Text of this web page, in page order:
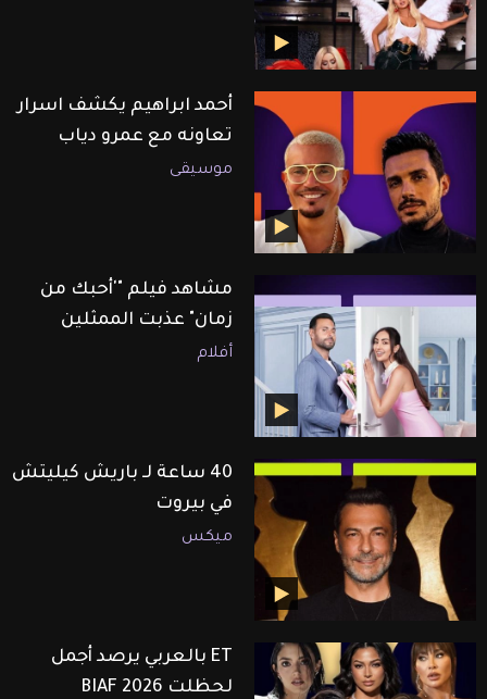
أحمد ابراهيم يكشف اسرار
تعاونه مع عمرو دياب
موسيقى
مشاهد فيلم "'أحبك من
زمان" عذبت الممثلين
أفلام
40 ساعة لـ باريش كيليتش
في بيروت
ميكس
ET بالعربي يرصد أجمل
لحظلت BIAF 2026